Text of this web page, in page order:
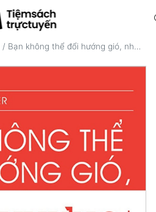
/ Bạn không thể đổi hướng gió, nhưng có thể điều khiển cánh buồm